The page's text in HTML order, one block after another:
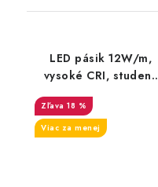
LED pásik 12W/m,
vysoké CRI, studená
biela 6500K
18 %
Viac za menej